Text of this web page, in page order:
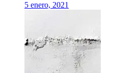
5 enero, 2021